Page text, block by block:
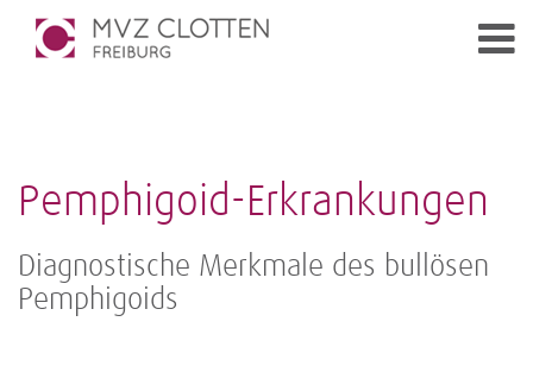
Pemphigoid-Erkrankungen
Diagnostische Merkmale des bullösen
Pemphigoids